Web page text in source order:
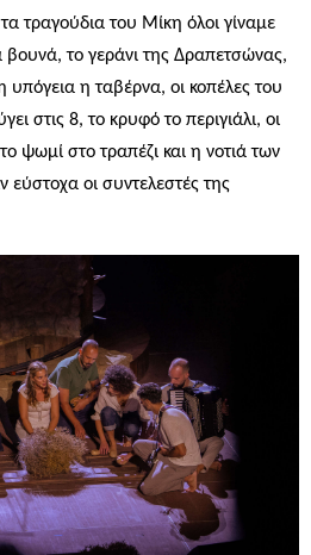
τραγούδια του Μίκη όλοι γίναμε
το γεράνι της Δραπετσώνας,
η ταβέρνα, οι κοπέλες του
στις 8, το κρυφό το περιγιάλι, οι
ψωμί στο τραπέζι και η νοτιά των
οι συντελεστές της